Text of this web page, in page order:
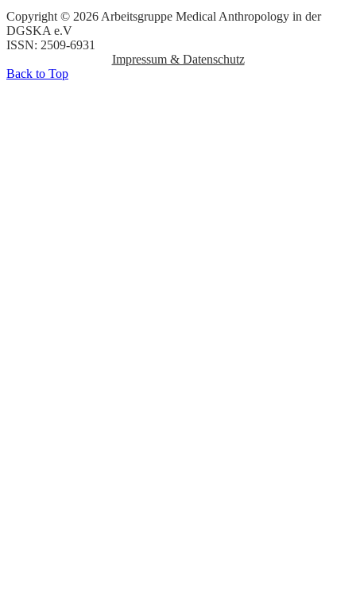
Copyright © 2026 Arbeitsgruppe Medical Anthropology in der
DGSKA e.V
ISSN: 2509-6931
Impressum & Datenschutz
Back to Top